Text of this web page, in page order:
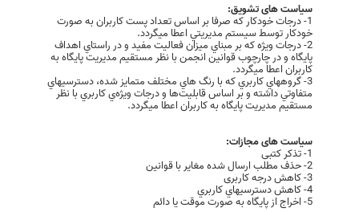
سیاست های تشویق:
1- درجات خودکار که صرفا بر اساس تعداد پست کاربران به صورت
خودکار توسط سيستم مديريتي اعطا ميگردد.
2- درجات ويژه که بر مبناي ميزان فعاليت مفيد و در راستاي اهداف
پايگاه و در چارچوب قوانين انجمن با نظر مستقيم مديريت پايگاه به
کاربران اعطا ميگردد.
3- گروههاي کاربري که با رنگ هاي مختلف متمايز شده، دسترسيهاي
متفاوتي داشته و بر اساس قابليت‌ها و درجات ويژه‌ي کاربري با نظر
مستقيم مديريت پايگاه به کاربران اعطا ميگردد.
سیاست های مجازات:
1- تذکر کتبی
2- حذف مطلب ارسال شده مغایر با قوانین
3- کاهش درجه کاربری
4- کاهش دسترسيهاي کاربري
5- اخراج از پایگاه به صورت موقت يا دائم